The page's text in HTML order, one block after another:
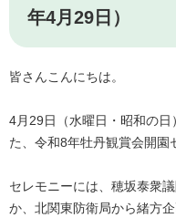
年4月29日）
皆さんこんにちは。
4月29日（水曜日・昭和の
た、令和8年牡丹観賞会開園
セレモニーには、穂坂泰衆
か、北関東防衛局から緒方